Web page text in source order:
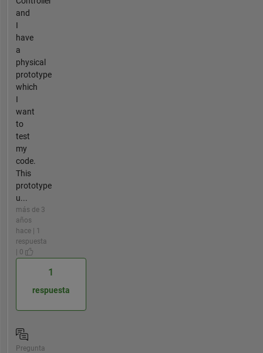
and
I
have
a
physical
prototype
which
I
want
to
test
my
code.
This
prototype
u...
más de 3
años
hace | 1
respuesta
| 0
1
respuesta
Pregunta